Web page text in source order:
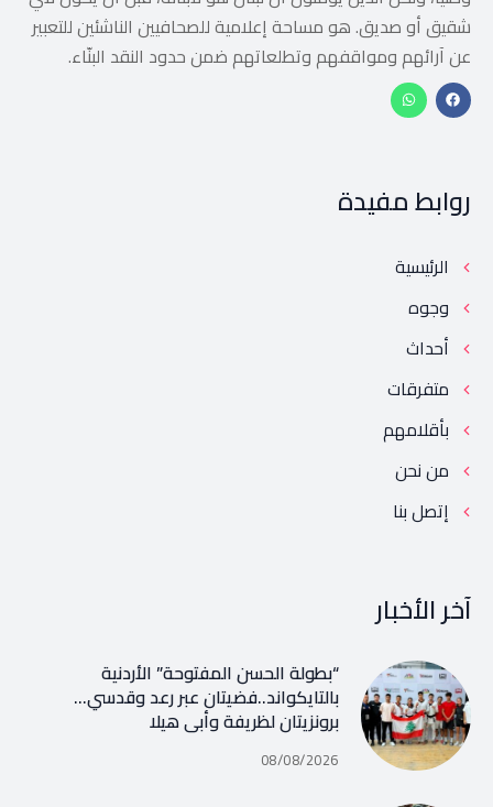
شقيق أو صديق. هو مساحة إعلامية للصحافيين الناشئين للتعبير
عن آرائهم ومواقفهم وتطلعاتهم ضمن حدود النقد البنّاء.
روابط مفيدة
الرئيسية
وجوه
أحداث
متفرقات
بأقلامهم
من نحن
إتصل بنا
آخر الأخبار
“بطولة الحسن المفتوحة” الأردنية
بالتايكواند..فضيتان عبر رعد وقدسي…
برونزيتان لظريفة وأبي هيلا
08/08/2026